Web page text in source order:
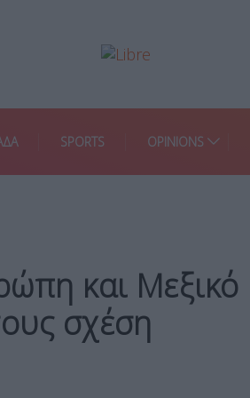
SPORTS OPINIONS
και Μεξικό
σχέση